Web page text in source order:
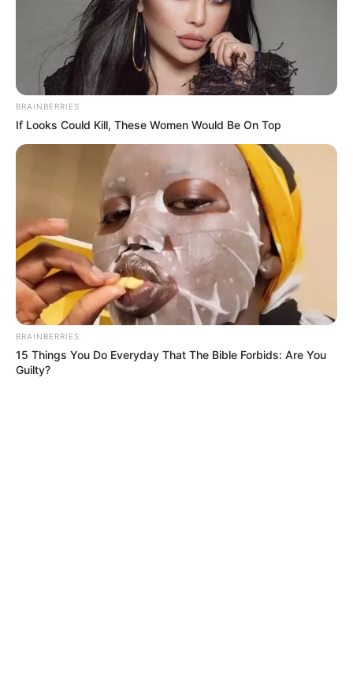
BRAINBERRIES
If Looks Could Kill, These Women Would Be On Top
BRAINBERRIES
15 Things You Do Everyday That The Bible Forbids: Are You
Guilty?